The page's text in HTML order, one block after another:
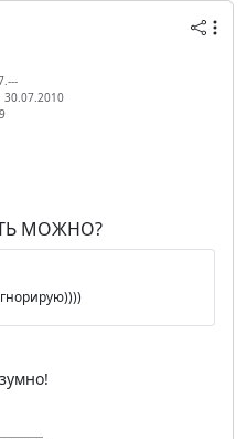
30.07.2010
МОЖНО?